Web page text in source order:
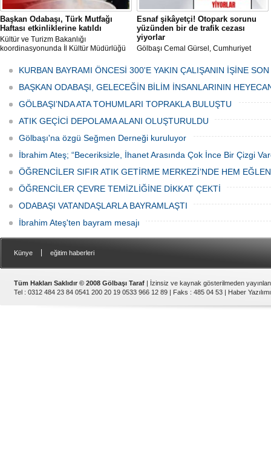
Başkan Odabaşı, Türk Mutfağı
Haftası etkinliklerine katıldı
Kültür ve Turizm Bakanlığı
koordinasyonunda İl Kültür Müdürlüğü
Haftası" etkinlikleri Ankara'da devam
ediyor.
Esnaf şikâyetçi! Otopark sorunu
yüzünden bir de trafik cezası
yiyorlar
Gölbaşı Cemal Gürsel, Cumhuriyet
bulunan esnaf ve alışverişe gelen
vatandaşlar park cezaları yüzünden
canından bezdi.
KURBAN BAYRAMI ÖNCESİ 300'E YAKIN ÇALIŞANIN İŞİNE
BAŞKAN ODABAŞI, GELECEĞİN BİLİM İNSANLARININ
GÖLBAŞI’NDA ATA TOHUMLARI TOPRAKLA BULUŞTU
ATIK GEÇİCİ DEPOLAMA ALANI OLUŞTURULDU
Gölbaşı'na özgü Seğmen Derneği kuruluyor
İbrahim Ateş; “Beceriksizle, İhanet Arasında Çok İnce Bir Çizgi
ÖĞRENCİLER SIFIR ATIK GETİRME MERKEZİ’NDE HEM
ÖĞRENCİLER ÇEVRE TEMİZLİĞİNE DİKKAT ÇEKTİ
ODABAŞI VATANDAŞLARLA BAYRAMLAŞTI
İbrahim Ateş'ten bayram mesajı
Künye eğitim haberleri
Tüm Hakları Saklıdır © 2008 Gölbaşı Taraf | İzinsiz ve kaynak gösterilmeden
Tel : 0312 484 23 84 0541 200 20 19 0533 966 12 89 | Faks : 485 04 53 | Haber Yazılımı